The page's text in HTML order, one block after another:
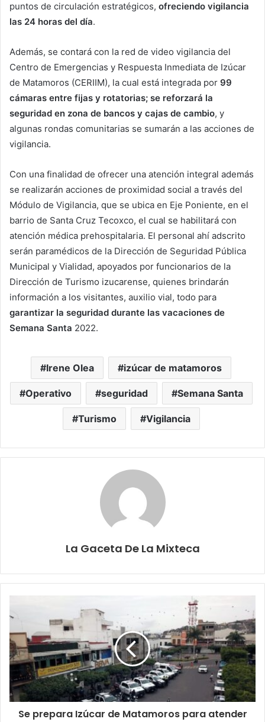
puntos de circulación estratégicos, ofreciendo vigilancia
las 24 horas del día.
Además, se contará con la red de video vigilancia del
Centro de Emergencias y Respuesta Inmediata de Izúcar
de Matamoros (CERIIM), la cual está integrada por 99
cámaras entre fijas y rotatorias; se reforzará la
seguridad en zona de bancos y cajas de cambio, y
algunas rondas comunitarias se sumarán a las acciones de
vigilancia.
Con una finalidad de ofrecer una atención integral además
se realizarán acciones de proximidad social a través del
Módulo de Vigilancia, que se ubica en Eje Poniente, en el
barrio de Santa Cruz Tecoxco, el cual se habilitará con
atención médica prehospitalaria. El personal ahí adscrito
serán paramédicos de la Dirección de Seguridad Pública
Municipal y Vialidad, apoyados por funcionarios de la
Dirección de Turismo izucarense, quienes brindarán
información a los visitantes, auxilio vial, todo para
garantizar la seguridad durante las vacaciones de
Semana Santa 2022.
Irene Olea izúcar de matamoros
Operativo seguridad Semana Santa
Turismo Vigilancia
La Gaceta De La Mixteca
Se prepara Izúcar de Matamoros para atender